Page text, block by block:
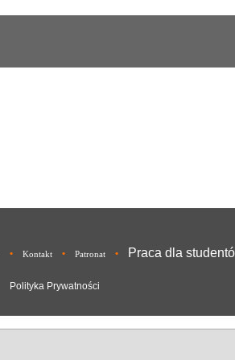
• Kontakt • Patronat • Praca dla
Polityka Prywatności